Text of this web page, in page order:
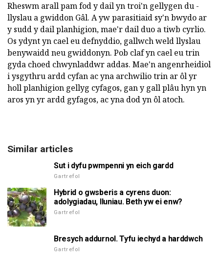
Rheswm arall pam fod y dail yn troi'n gellygen du -
llyslau a gwiddon Gâl. A yw parasitiaid sy'n bwydo ar
y sudd y dail planhigion, mae'r dail duo a tiwb cyrlio.
Os ydynt yn cael eu defnyddio, gallwch weld llyslau
benywaidd neu gwiddonyn. Pob claf yn cael eu trin
gyda choed chwynladdwr addas. Mae'n angenrheidiol
i ysgythru ardd cyfan ac yna archwilio trin ar ôl yr
holl planhigion gellyg cyfagos, gan y gall plâu hyn yn
aros yn yr ardd gyfagos, ac yna dod yn ôl atoch.
Similar articles
Sut i dyfu pwmpenni yn eich gardd
Gartrefol
Hybrid o gwsberis a cyrens duon:
adolygiadau, lluniau. Beth yw ei enw?
Gartrefol
Bresych addurnol. Tyfu iechyd a harddwch
Gartrefol